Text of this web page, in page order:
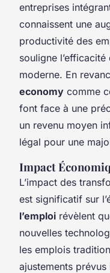
entreprises
connaissent une
productivité des
souligne l’efficacité
moderne. En
economy comme
font face à une
un revenu moyen
légal pour une
Impact
L’impact des
est significatif sur
l’emploi révèlent
nouvelles
les emplois
ajustements